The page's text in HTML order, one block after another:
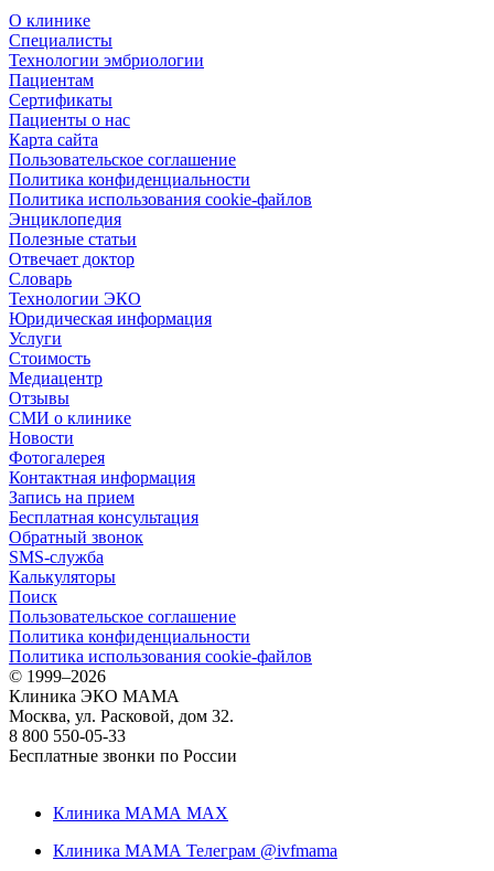
О клинике
Специалисты
Технологии эмбриологии
Пациентам
Сертификаты
Пациенты о нас
Карта сайта
Пользовательское соглашение
Политика конфиденциальности
Политика использования cookie-файлов
Энциклопедия
Полезные статьи
Отвечает доктор
Словарь
Технологии ЭКО
Юридическая информация
Услуги
Стоимость
Медиацентр
Отзывы
СМИ о клинике
Новости
Фотогалерея
Контактная информация
Запись на прием
Бесплатная консультация
Обратный звонок
SMS-служба
Калькуляторы
Поиск
Пользовательское соглашение
Политика конфиденциальности
Политика использования cookie-файлов
© 1999–2026
Клиника ЭКО МАМА
Москва, ул. Расковой, дом 32.
8 800 550-05-33
Бесплатные звонки по России
Клиника МАМА MAX
Клиника МАМА Телеграм @ivfmama